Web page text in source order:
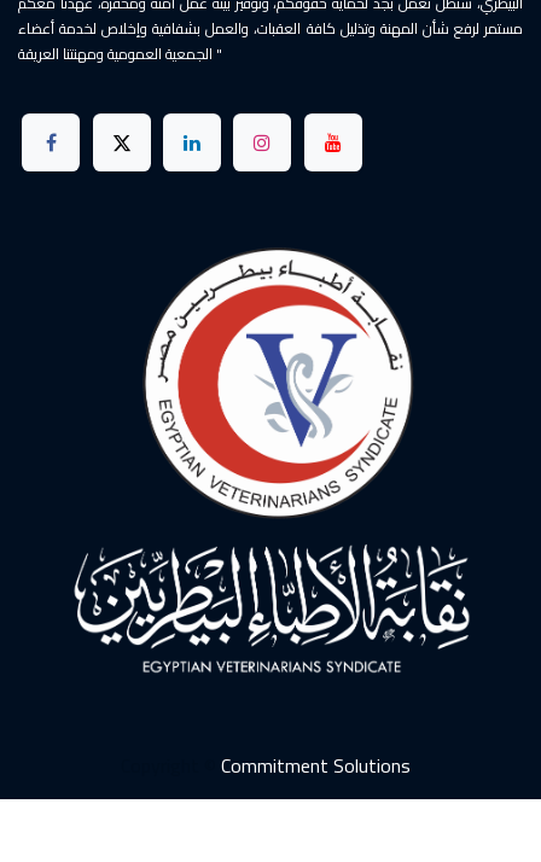
مستمر لرفع شأن المهنة وتذليل كافة العقبات، والعمل بشفافية وإخلاص لخدمة أعضاء
الجمعية العمومية ومهنتنا العريقة "
Commitment Solutions